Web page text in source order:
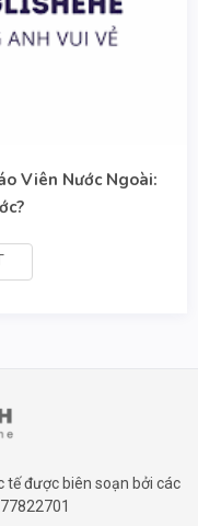
Viên Nước Ngoài:
tế được biên soạn bởi các